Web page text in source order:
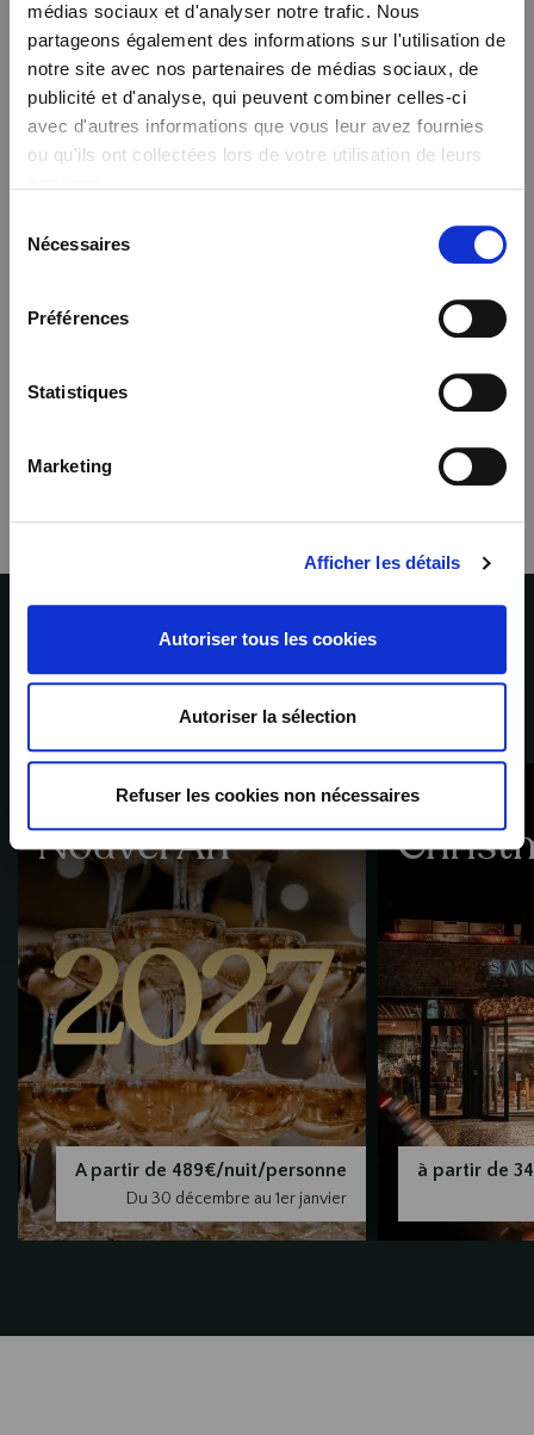
médias sociaux et d'analyser notre trafic. Nous
partageons également des informations sur l'utilisation de
notre site avec nos partenaires de médias sociaux, de
publicité et d'analyse, qui peuvent combiner celles-ci
avec d'autres informations que vous leur avez fournies
ou qu'ils ont collectées lors de votre utilisation de leurs
Nous utilisons des cookies qui envoient des données aux
Nécessaires
Préférences
Statistiques
Marketing
Afficher les détails
Autoriser tous les cookies
Autoriser la sélection
Refuser les cookies non nécessaires
Contenu
Wout Bru, l’empreinte d’un
grand chef
vision exigeante et créative. Son approche repose sur le
forte dans le paysage du
Nos offres
Nouvel An
A partir de 489€/nuit/personne
Du 30 décembre au 1er janvier
HÔTEL
à partir de